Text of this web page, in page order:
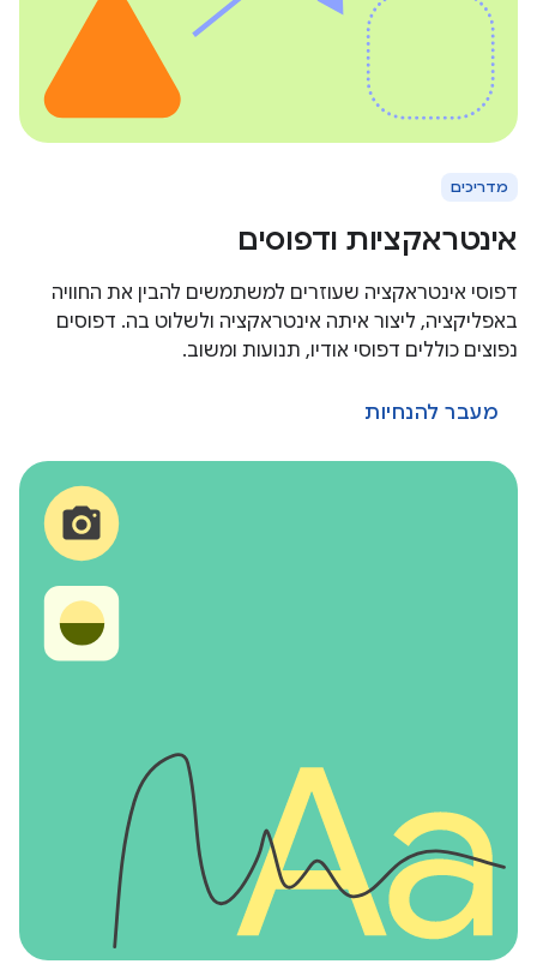
מדריכים
אינטראקציות ודפוסים
דפוסי אינטראקציה שעוזרים למשתמשים להבין את החוויה
באפליקציה, ליצור איתה אינטראקציה ולשלוט בה. דפוסים
נפוצים כוללים דפוסי אודיו, תנועות ומשוב.
מעבר להנחיות